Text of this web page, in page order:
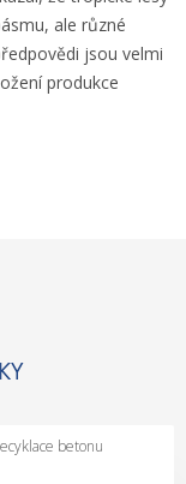
ale různé
jsou velmi
produkce
betonu